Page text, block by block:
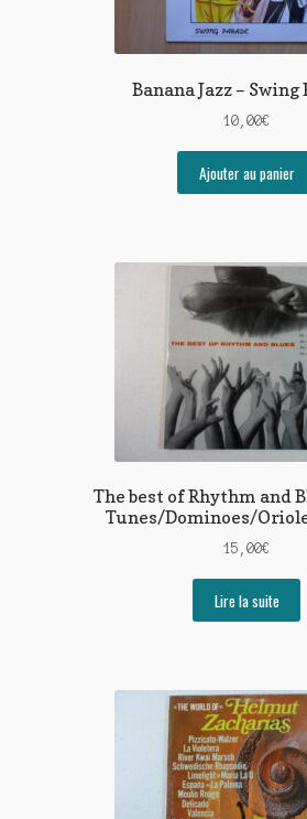
Banana Jazz – Swing
10,00€
Ajouter au panier
The best of Rhythm and
Tunes/Dominoes/
15,00€
Lire la suite